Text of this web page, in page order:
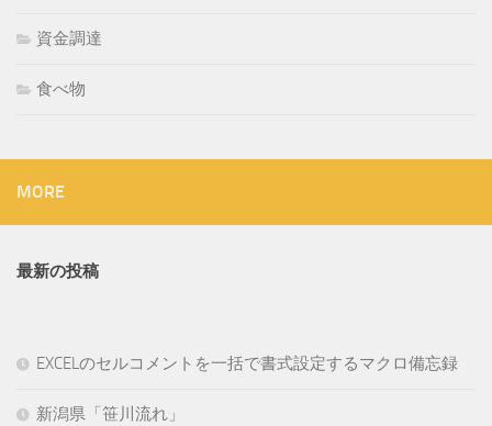
資金調達
食べ物
MORE
最新の投稿
EXCELのセルコメントを一括で書式設定するマクロ備忘録
新潟県「笹川流れ」